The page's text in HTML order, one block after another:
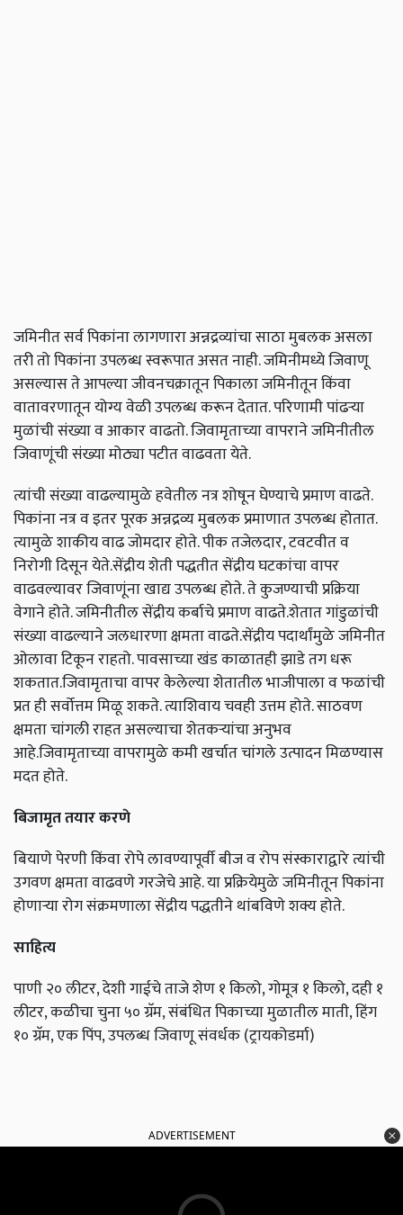
जमिनीत सर्व पिकांना लागणारा अन्नद्रव्यांचा साठा मुबलक असला
तरी तो पिकांना उपलब्ध स्वरूपात असत नाही. जमिनीमध्ये जिवाणू
असल्यास ते आपल्या जीवनचक्रातून पिकाला जमिनीतून किंवा
वातावरणातून योग्य वेळी उपलब्ध करून देतात. परिणामी पांढऱ्या
मुळांची संख्या व आकार वाढतो. जिवामृताच्या वापराने जमिनीतील
जिवाणूंची संख्या मोठ्या पटीत वाढवता येते.
त्यांची संख्या वाढल्यामुळे हवेतील नत्र शोषून घेण्याचे प्रमाण वाढते.
पिकांना नत्र व इतर पूरक अन्नद्रव्य मुबलक प्रमाणात उपलब्ध होतात.
त्यामुळे शाकीय वाढ जोमदार होते. पीक तजेलदार, टवटवीत व
निरोगी दिसून येते.सेंद्रीय शेती पद्धतीत सेंद्रीय घटकांचा वापर
वाढवल्यावर जिवाणूंना खाद्य उपलब्ध होते. ते कुजण्याची प्रक्रिया
वेगाने होते. जमिनीतील सेंद्रीय कर्बाचे प्रमाण वाढते.शेतात गांडुळांची
संख्या वाढल्याने जलधारणा क्षमता वाढते.सेंद्रीय पदार्थांमुळे जमिनीत
ओलावा टिकून राहतो. पावसाच्या खंड काळातही झाडे तग धरू
शकतात.जिवामृताचा वापर केलेल्या शेतातील भाजीपाला व फळांची
प्रत ही सर्वोत्तम मिळू शकते. त्याशिवाय चवही उत्तम होते. साठवण
क्षमता चांगली राहत असल्याचा शेतकऱ्यांचा अनुभव
आहे.जिवामृताच्या वापरामुळे कमी खर्चात चांगले उत्पादन मिळण्यास
मदत होते.
बिजामृत तयार करणे
बियाणे पेरणी किंवा रोपे लावण्यापूर्वी बीज व रोप संस्काराद्वारे त्यांची
उगवण क्षमता वाढवणे गरजेचे आहे. या प्रक्रियेमुळे जमिनीतून पिकांना
होणाऱ्या रोग संक्रमणाला सेंद्रीय पद्धतीने थांबविणे शक्य होते.
साहित्य
पाणी २० लीटर, देशी गाईचे ताजे शेण १ किलो, गोमूत्र १ किलो, दही १
लीटर, कळीचा चुना ५० ग्रॅम, संबंधित पिकाच्या मुळातील माती, हिंग
१० ग्रॅम, एक पिंप, उपलब्ध जिवाणू संवर्धक (ट्रायकोडर्मा)